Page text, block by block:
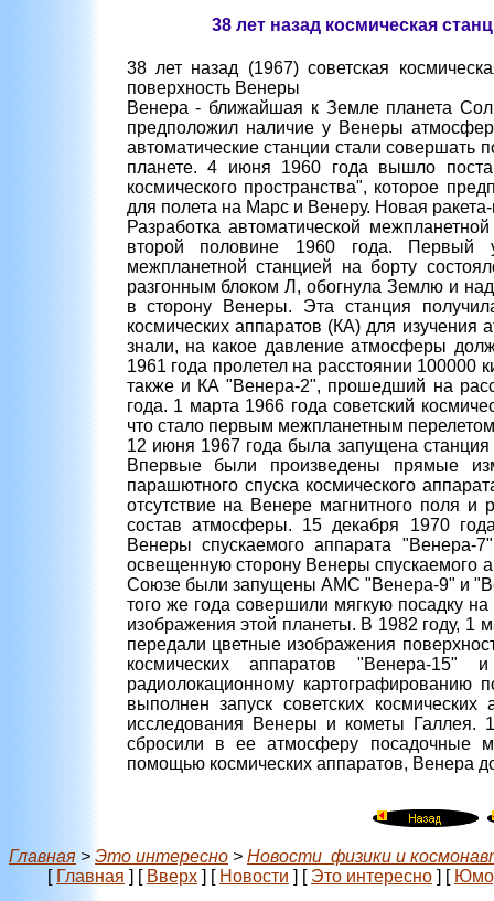
38 лет назад космическая
38 лет назад (1967) советская
поверхность Венеры
Венера - ближайшая к Земле планета
предположил наличие у Венеры
автоматические станции стали совершать
планете. 4 июня 1960 года вышло
космического пространства", которое
для полета на Марс и Венеру. Новая
Разработка автоматической
второй половине 1960 года. Первый
межпланетной станцией на борту
разгонным блоком Л, обогнула Землю и
в сторону Венеры. Эта станция
космических аппаратов (КА) для
знали, на какое давление атмосферы
1961 года пролетел на расстоянии 100000
также и КА "Венера-2", прошедший на
года. 1 марта 1966 года советский
что стало первым межпланетным
12 июня 1967 года была запущена станция
Впервые были произведены прямые
парашютного спуска космического
отсутствие на Венере магнитного поля
состав атмосферы. 15 декабря 1970
Венеры спускаемого аппарата "Венера-
освещенную сторону Венеры спускаемого
Союзе были запущены АМС "Венера-9" и
того же года совершили мягкую посадку
изображения этой планеты. В 1982 году, 1
передали цветные изображения
космических аппаратов "Венера-
радиолокационному
выполнен запуск советских
исследования Венеры и кометы
сбросили в ее атмосферу посадочные
помощью космических аппаратов, Венера
Главная > Это интересно > Новости физики и
[ Главная ] [ Вверх ] [ Новости ] [ Это интересно ] [